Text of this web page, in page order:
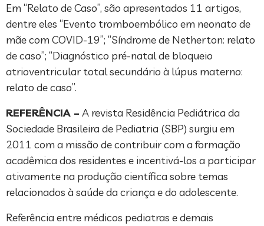
Em “Relato de Caso”, são apresentados 11 artigos,
dentre eles “Evento tromboembólico em neonato de
mãe com COVID-19”; “Síndrome de Netherton: relato
de caso”; “Diagnóstico pré-natal de bloqueio
atrioventricular total secundário à lúpus materno:
relato de caso”.
REFERÊNCIA – A revista Residência Pediátrica da
Sociedade Brasileira de Pediatria (SBP) surgiu em
2011 com a missão de contribuir com a formação
acadêmica dos residentes e incentivá-los a participar
ativamente na produção científica sobre temas
relacionados à saúde da criança e do adolescente.
Referência entre médicos pediatras e demais